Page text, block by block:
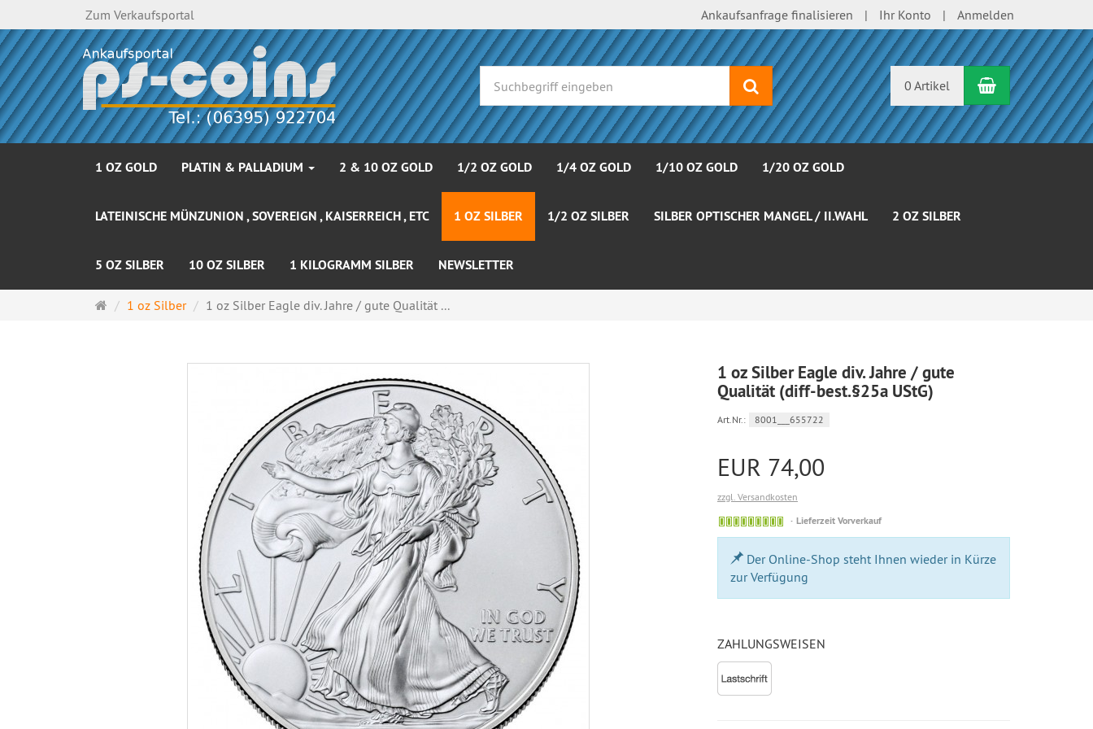
Zum Verkaufsportal Ankaufsanfrage finalisieren Ihr Konto Anmelden
Suchen 0 Artikel Warenkorb
1 OZ GOLD PLATIN & PALLADIUM 2 & 10 OZ GOLD 1/2 OZ GOLD 1/4 OZ GOLD 1/10 OZ GOLD 1/20 OZ GOLD
LATEINISCHE MÜNZUNION , SOVEREIGN , KAISERREICH , ETC 1 OZ SILBER 1/2 OZ SILBER SILBER OPTISCHER MANGEL / II.WAHL 2 OZ SILBER
5 OZ SILBER 10 OZ SILBER 1 KILOGRAMM SILBER NEWSLETTER
Startseite
1 oz Silber 1 oz Silber Eagle div. Jahre / gute Qualität ...
1 oz Silber Eagle div. Jahre / gute
Qualität (diff-best.§25a UStG)
Art.Nr.: 8001___655722
EUR 74,00
zzgl. Versandkosten
Bestellung
möglich
Lieferzeit Vorverkauf
Der Online-Shop steht Ihnen wieder in Kürze
zur Verfügung
ZAHLUNGSWEISEN